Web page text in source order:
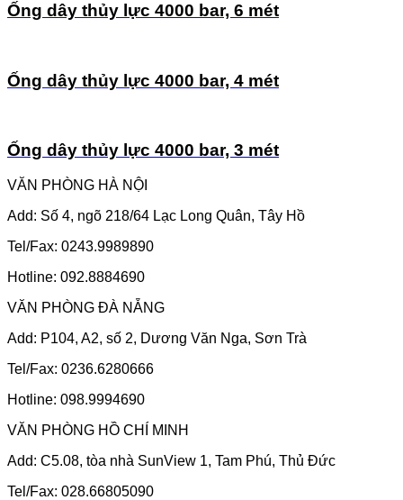
Ống dây thủy lực 4000 bar, 6 mét
Ống dây thủy lực 4000 bar, 4 mét
Ống dây thủy lực 4000 bar, 3 mét
VĂN PHÒNG HÀ NỘI
Add: Số 4, ngõ 218/64 Lạc Long Quân, Tây Hồ
Tel/Fax: 0243.9989890
Hotline: 092.8884690
VĂN PHÒNG ĐÀ NẴNG
Add: P104, A2, số 2, Dương Văn Nga, Sơn Trà
Tel/Fax: 0236.6280666
Hotline: 098.9994690
VĂN PHÒNG HỒ CHÍ MINH
Add: C5.08, tòa nhà SunView 1, Tam Phú, Thủ Đức
Tel/Fax: 028.66805090